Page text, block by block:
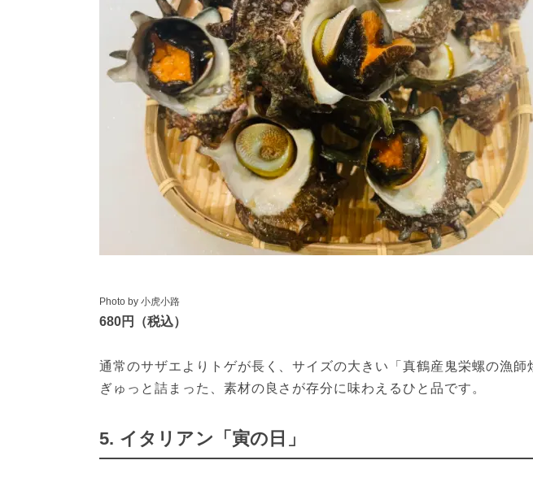
Photo by 小虎小路
680円（税込）
通常のサザエよりトゲが長く、サイズの大きい「真鶴産鬼栄螺の漁師
ぎゅっと詰まった、素材の良さが存分に味わえるひと品です。
5. イタリアン「寅の日」